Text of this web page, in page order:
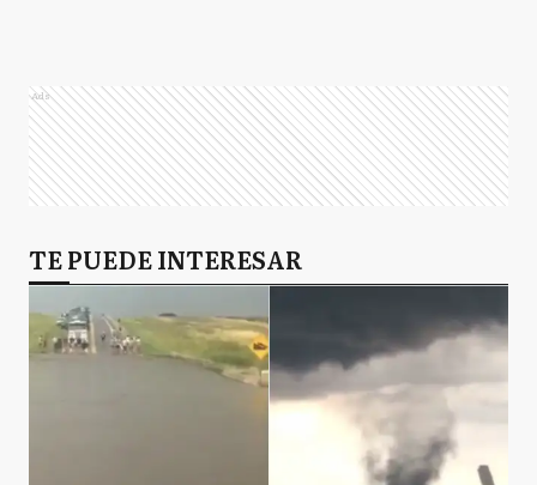
Ads
TE PUEDE INTERESAR